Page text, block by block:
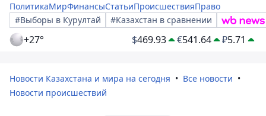
ПолитикаМирФинансыСтатьиПроисшествияПраво
#Выборы в Курултай
#Казахстан в сравнении
+27° $469.93 €541.64 ₽5.71
Новости Казахстана и мира на сегодня
Все новости
Новости происшествий